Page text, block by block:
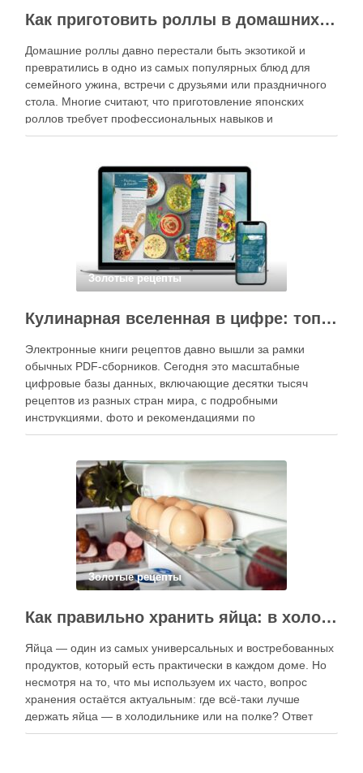
Как приготовить роллы в домашних условиях?
Домашние роллы давно перестали быть экзотикой и
превратились в одно из самых популярных блюд для
семейного ужина, встречи с друзьями или праздничного
стола. Многие считают, что приготовление японских
роллов требует профессиональных навыков и
специального оборудования, однако на практике сделать
кухне. Главное — …
Золотые рецепты
Кулинарная вселенная в цифре: топ-3 самых больших электронных книг рецептов
Электронные книги рецептов давно вышли за рамки
обычных PDF-сборников. Сегодня это масштабные
цифровые базы данных, включающие десятки тысяч
рецептов из разных стран мира, с подробными
инструкциями, фото и рекомендациями по
приготовлению. В отличие от печатных изданий,
контент, расширять коллекции блюд и добавлять новые
функции. Ниже …
Золотые рецепты
Как правильно хранить яйца: в холодильнике или на полке?
Яйца — один из самых универсальных и востребованных
продуктов, который есть практически в каждом доме. Но
несмотря на то, что мы используем их часто, вопрос
хранения остаётся актуальным: где всё-таки лучше
держать яйца — в холодильнике или на полке? Ответ
зависит от нескольких факторов, включая температуру